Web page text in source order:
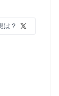
は？